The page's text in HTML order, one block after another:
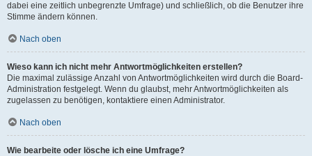
dabei eine zeitlich unbegrenzte Umfrage) und schließlich, ob die Benutzer ihre
Stimme ändern können.
Nach oben
Wieso kann ich nicht mehr Antwortmöglichkeiten erstellen?
Die maximal zulässige Anzahl von Antwortmöglichkeiten wird durch die Board-
Administration festgelegt. Wenn du glaubst, mehr Antwortmöglichkeiten als
zugelassen zu benötigen, kontaktiere einen Administrator.
Nach oben
Wie bearbeite oder lösche ich eine Umfrage?